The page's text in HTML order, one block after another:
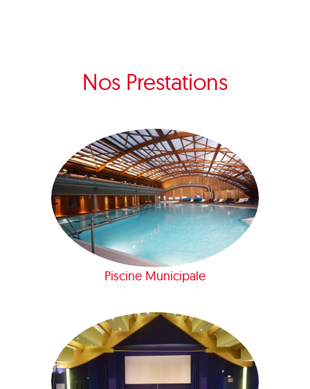
Nos Prestations
Piscine Municipale